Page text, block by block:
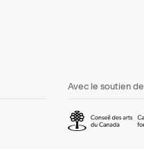
Avec le soutien de